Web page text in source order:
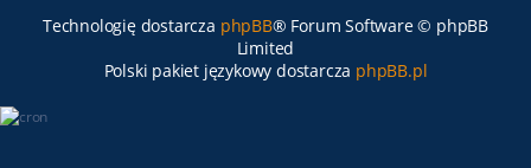
Technologię dostarcza phpBB® Forum Software © phpBB
Limited
Polski pakiet językowy dostarcza phpBB.pl